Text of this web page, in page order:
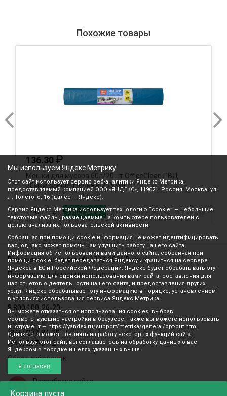
Корзина пуста
Похожие товары
136.30₽
Мешки для мусора 60л/20шт OfficeClean ПВД
30мкм особо прочные 255798
В корзину
Все права защищены © 2003-2026 Вилор
Политика конфиденциальности
Звонок по России бесплатный
8 800 100-26-20
Принимаем звонки
(846) 207-34-20
(846) 207-34-21
Обратный звонок
Разработка сайта
mediaidea
Мы используем Яндекс Метрику
Этот сайт использует сервис веб-аналитики Яндекс Метрика,
предоставляемый компанией ООО «ЯНДЕКС», 119021, Россия, Москва, ул.
Л. Толстого, 16 (далее — Яндекс).
Сервис Яндекс Метрика использует технологию “cookie” — небольшие
текстовые файлы, размещаемые на компьютере пользователей с
целью анализа их пользовательской активности.
Собранная при помощи cookie информация не может идентифицировать
вас, однако может помочь нам улучшить работу нашего сайта.
Информация об использовании вами данного сайта, собранная при
помощи cookie, будет передаваться Яндексу и храниться на сервере
Яндекса в ЕС и Российской Федерации. Яндекс будет обрабатывать эту
информацию для оценки использования вами сайта, составления для
нас отчетов о деятельности нашего сайта, и предоставления других
услуг. Яндекс обрабатывает эту информацию в порядке, установленном
в условиях использования сервиса Яндекс Метрика.
Вы можете отказаться от использования cookies, выбрав
соответствующие настройки в браузере. Также вы можете использовать
инструмент — https://yandex.ru/support/metrika/general/opt-out.html
Однако это может повлиять на работу некоторых функций сайта.
Используя этот сайт, вы соглашаетесь на обработку данных о вас
Яндексом в порядке и целях, указанных выше.
Я согласен